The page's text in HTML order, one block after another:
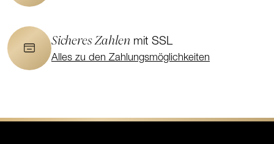
Sicheres Zahlen mit SSL
Alles zu den Zahlungsmöglichkeiten